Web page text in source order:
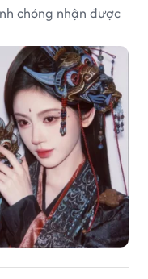
chóng nhận được